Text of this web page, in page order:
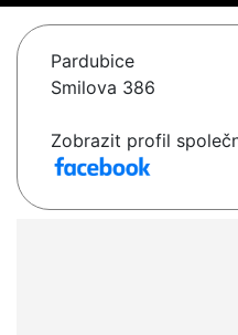
Pardubice
Smilova 386
Zobrazit profil